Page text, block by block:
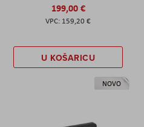
199,00 €
159,20 €
U KOŠARICU
NOVO